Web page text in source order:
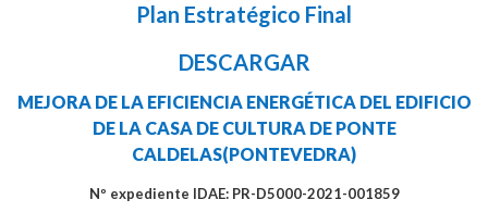
Plan Estratégico Final
DESCARGAR
MEJORA DE LA EFICIENCIA ENERGÉTICA DEL EDIFICIO
DE LA CASA DE CULTURA DE PONTE
CALDELAS(PONTEVEDRA)
Nº expediente IDAE: PR-D5000-2021-001859